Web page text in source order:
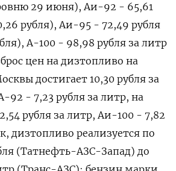
29 июня), Аи-92 - 65,61
рубля), Аи-95 - ‌72,49 рубля
А-100 - 98,98 рубля за литр
​цен на дизтопливо на
достигает 10,30 рубля за
92 - 7,23 рубля за литр, на
рубля за литр, Аи-100 - 7,82
дизтопливо реализуется по
(Татнефть-АЗС-Запад) ​до